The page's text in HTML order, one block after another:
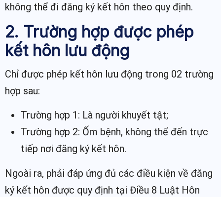
không thể đi đăng ký kết hôn theo quy định.
2. Trường hợp được phép
kết hôn lưu động
Chỉ được phép kết hôn lưu động trong 02 trường
hợp sau:
Trường hợp 1: Là người khuyết tật;
Trường hợp 2: Ốm bệnh, không thể đến trực
tiếp nơi đăng ký kết hôn.
Ngoài ra, phải đáp ứng đủ các điều kiện về đăng
ký kết hôn được quy định tại Điều 8 Luật Hôn